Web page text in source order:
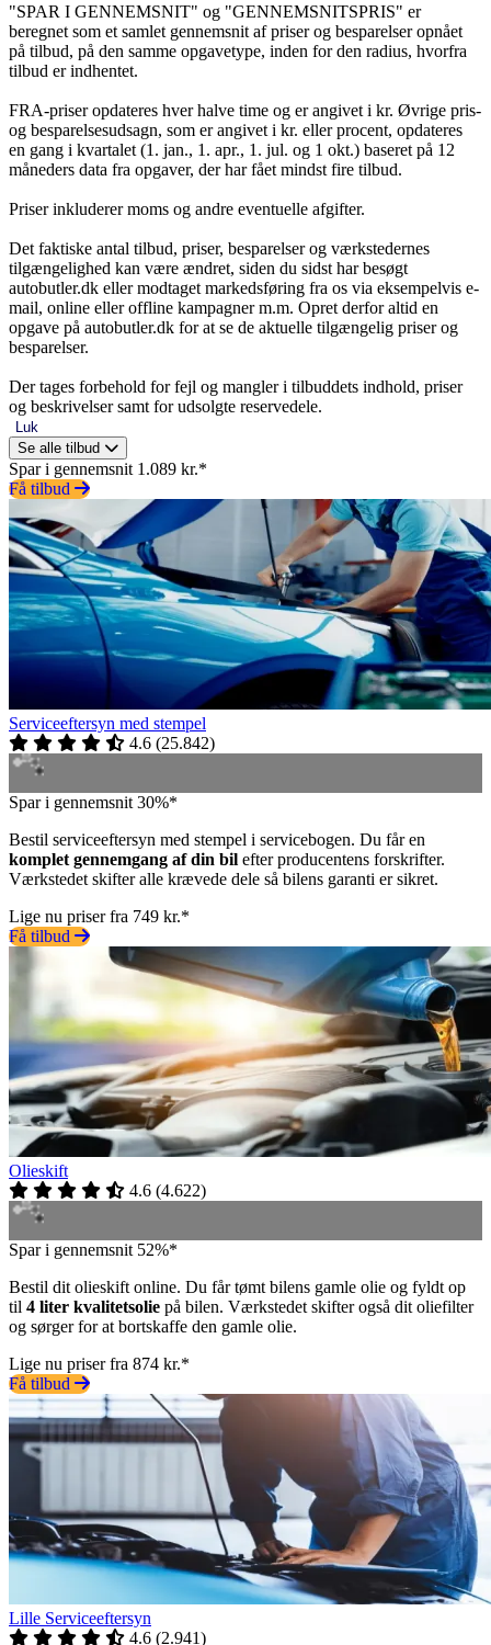
"SPAR I GENNEMSNIT" og "GENNEMSNITSPRIS" er
beregnet som et samlet gennemsnit af priser og besparelser opnået
på tilbud, på den samme opgavetype, inden for den radius, hvorfra
tilbud er indhentet.
FRA-priser opdateres hver halve time og er angivet i kr. Øvrige pris-
og besparelsesudsagn, som er angivet i kr. eller procent, opdateres
en gang i kvartalet (1. jan., 1. apr., 1. jul. og 1 okt.) baseret på 12
måneders data fra opgaver, der har fået mindst fire tilbud.
Priser inkluderer moms og andre eventuelle afgifter.
Det faktiske antal tilbud, priser, besparelser og værkstedernes
tilgængelighed kan være ændret, siden du sidst har besøgt
autobutler.dk eller modtaget markedsføring fra os via eksempelvis e-
mail, online eller offline kampagner m.m. Opret derfor altid en
opgave på autobutler.dk for at se de aktuelle tilgængelig priser og
besparelser.
Der tages forbehold for fejl og mangler i tilbuddets indhold, priser
og beskrivelser samt for udsolgte reservedele.
Luk
Se alle tilbud
Spar i gennemsnit 1.089 kr.*
Få tilbud
Serviceeftersyn med stempel
4.6 (25.842)
Spar i gennemsnit 30%*
Bestil serviceeftersyn med stempel i servicebogen. Du får en
komplet gennemgang af din bil efter producentens forskrifter.
Værkstedet skifter alle krævede dele så bilens garanti er sikret.
Lige nu priser fra 749 kr.*
Få tilbud
Olieskift
4.6 (4.622)
Spar i gennemsnit 52%*
Bestil dit olieskift online. Du får tømt bilens gamle olie og fyldt op
til 4 liter kvalitetsolie på bilen. Værkstedet skifter også dit oliefilter
og sørger for at bortskaffe den gamle olie.
Lige nu priser fra 874 kr.*
Få tilbud
Lille Serviceeftersyn
4.6 (2.941)